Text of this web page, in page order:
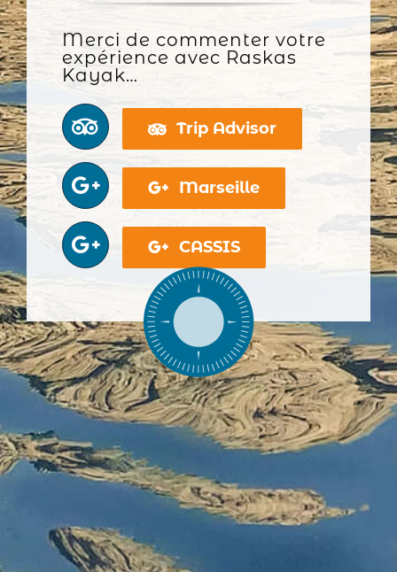
Merci de commenter votre
expérience avec Raskas
Kayak…
Trip Advisor
Marseille
CASSIS